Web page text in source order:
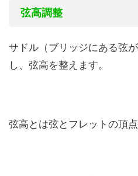
弦高調整
サドル（ブリッジにある弦
し、弦高を整えます。
弦高とは弦とフレットの頂点